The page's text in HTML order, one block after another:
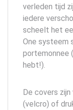
verleden tijd
iedere
scheelt het
One systeem
portemonnee
hebt!).
De covers
(velcro) of